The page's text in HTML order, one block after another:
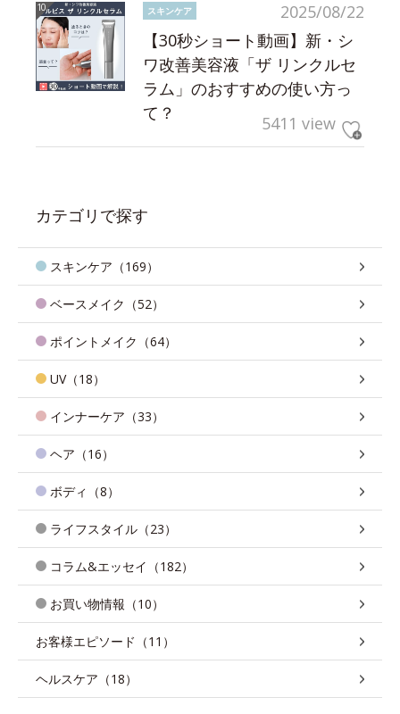
2025/08/22
スキンケア
【30秒ショート動画】新・シ
ワ改善美容液「ザ リンクルセ
ラム」のおすすめの使い方っ
て？
5411 view
カテゴリで探す
スキンケア（169）
ベースメイク（52）
ポイントメイク（64）
UV（18）
インナーケア（33）
ヘア（16）
ボディ（8）
ライフスタイル（23）
コラム&エッセイ（182）
お買い物情報（10）
お客様エピソード（11）
ヘルスケア（18）